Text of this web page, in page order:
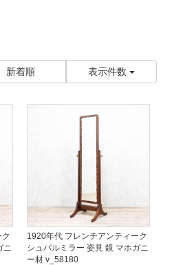
新着順 表示件数
ニ
1920年代 フレンチアンティーク
シュバルミラー 姿見 鏡 マホガニ
ー材 v_58180